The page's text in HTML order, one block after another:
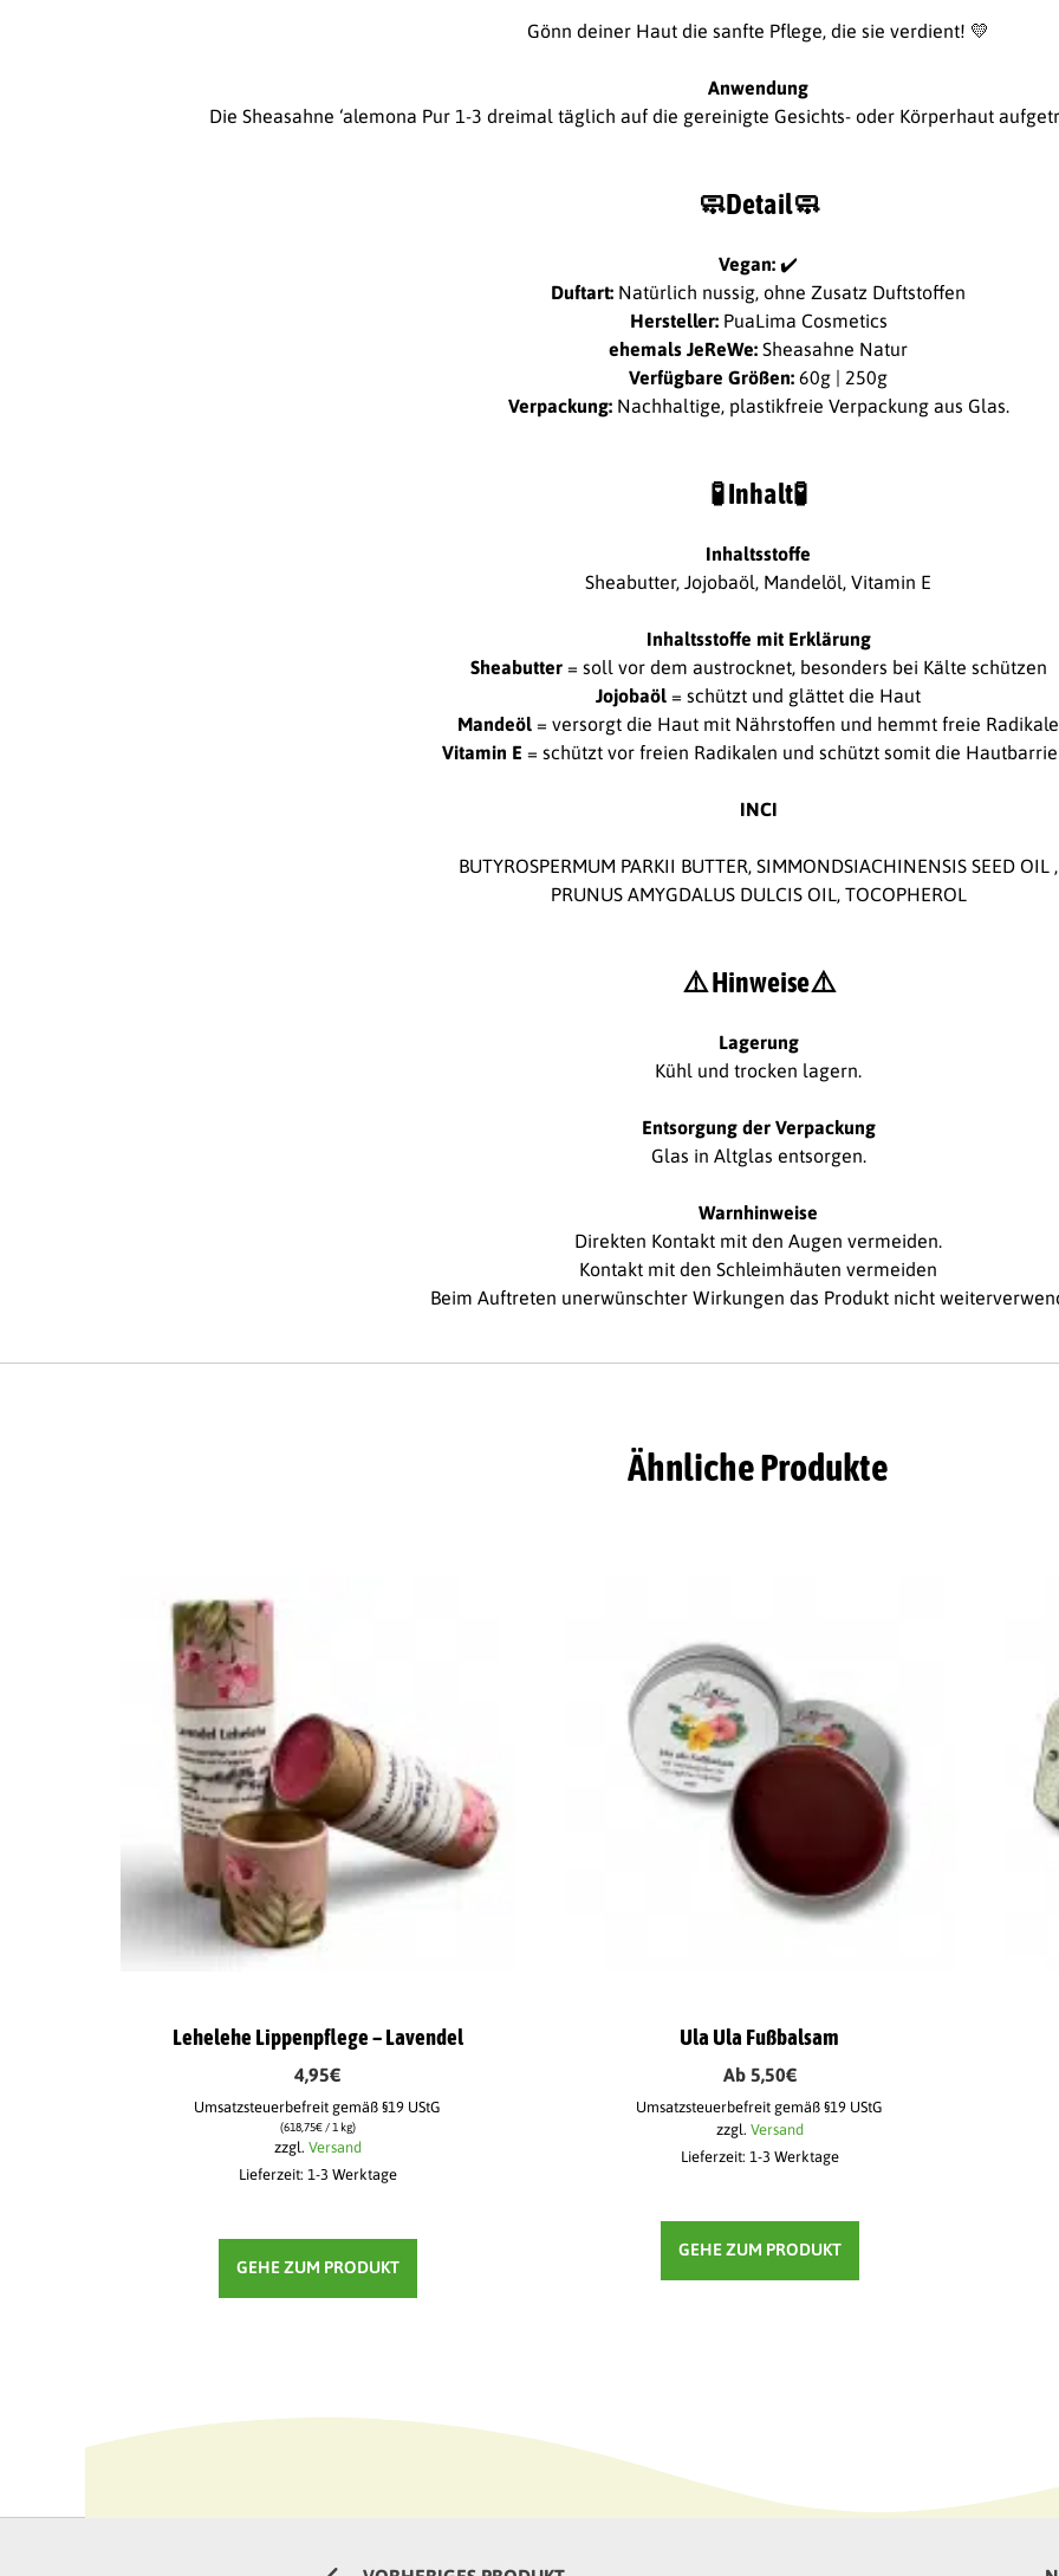
Gönn deiner Haut die sanfte Pflege, die sie verdient! 💛
Anwendung
Die Sheasahne ‘alemona Pur 1-3 dreimal täglich auf die gereinigte Gesichts- oder Körperhaut
🧼Detail🧼
Vegan: ✔️​​
Duftart: Natürlich nussig, ohne Zusatz Duftstoffen
Hersteller:PuaLima Cosmetics
ehemals JeReWe: Sheasahne Natur
Verfügbare Größen:60g | 250g
Verpackung: Nachhaltige, plastikfreie Verpackung aus Glas.
🧪Inhalt🧪
Inhaltsstoffe
Sheabutter, Jojobaöl, Mandelöl, Vitamin E
Inhaltsstoffe mit Erklärung
Sheabutter= soll vor dem austrocknet, besonders bei Kälte schützen
Jojobaöl = schützt und glättet die Haut
Mandeöl = versorgt die Haut mit Nährstoffen und hemmt freie Radikale
Vitamin E = schützt vor freien Radikalen und schützt somit die
INCI
BUTYROSPERMUM PARKII BUTTER, SIMMONDSIACHINENSIS SEED OIL ,
PRUNUS AMYGDALUS DULCIS OIL, TOCOPHEROL
⚠️ Hinweise⚠️
Lagerung
Kühl und trocken lagern.
Entsorgung der Verpackung
Glas in Altglas entsorgen.
Warnhinweise
Direkten Kontakt mit den Augen vermeiden.
Kontakt mit den Schleimhäuten vermeiden
Beim Auftreten unerwünschter Wirkungen das Produkt nicht
Ähnliche Produkte
Lehelehe Lippenpflege – Lavendel
4,95€
Umsatzsteuerbefreit gemäß §19 UStG
(618,75€/ 1 kg)
zzgl. Versand
Lieferzeit: 1-3 Werktage
GEHE ZUM PRODUKT
Ula Ula Fußbalsam
Ab 5,50€
Umsatzsteuerbefreit gemäß §19 UStG
zzgl. Versand
Lieferzeit: 1-3 Werktage
GEHE ZUM PRODUKT